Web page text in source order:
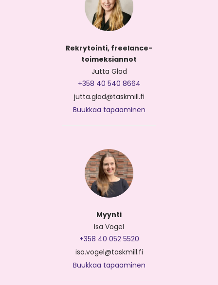
Rekrytointi, freelance-
toimeksiannot
Jutta Glad
+358 40 540 8664
jutta.glad@taskmill.fi
Buukkaa tapaaminen
Myynti
Isa Vogel
+358 40 052 5520
isa.vogel@taskmill.fi
Buukkaa tapaaminen